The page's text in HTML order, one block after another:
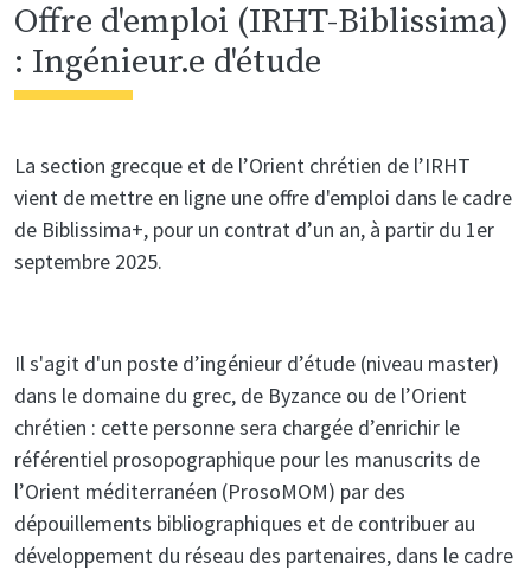
Offre d'emploi (IRHT-Biblissima)
: Ingénieur.e d'étude
La section grecque et de l’Orient chrétien de l’IRHT
vient de mettre en ligne une offre d'emploi dans le cadre
de Biblissima+, pour un contrat d’un an, à partir du 1er
septembre 2025.
Il s'agit d'un poste d’ingénieur d’étude (niveau master)
dans le domaine du grec, de Byzance ou de l’Orient
chrétien : cette personne sera chargée d’enrichir le
référentiel prosopographique pour les manuscrits de
l’Orient méditerranéen (ProsoMOM) par des
dépouillements bibliographiques et de contribuer au
développement du réseau des partenaires, dans le cadre